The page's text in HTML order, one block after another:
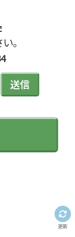
。
送信
更新